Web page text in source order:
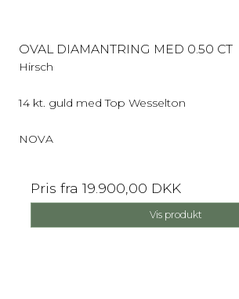
OVAL DIAMANTRING MED 0.50 CT
Hirsch
14 kt. guld med Top Wesselton
NOVA
Pris fra 19.900,00 DKK
Vis produkt